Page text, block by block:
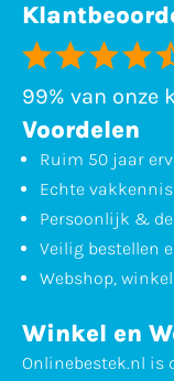
99% van onze
Voordelen
Ruim 50 jaar
Echte
Persoonlijk &
Veilig bestellen
Webshop,
Winkel en
Onlinebestek.nl is